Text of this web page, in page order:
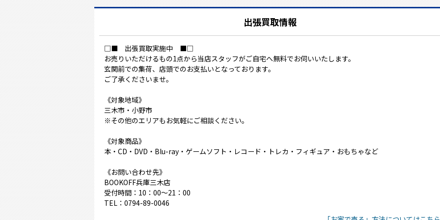
出張買取情報
□■ 出張買取実施中 ■□
お売りいただけるもの1点から当店スタッフがご自宅へ無料でお伺いいたします。
玄関前での集荷、店頭でのお支払いとなっております。
ご了承くださいませ。
《対象地域》
三木市・小野市
※その他のエリアもお気軽にご相談ください。
《対象商品》
本・CD・DVD・Blu-ray・ゲームソフト・レコード・トレカ・フィギュア・おもちゃなど
《お問い合わせ先》
BOOKOFF兵庫三木店
受付時間：10：00～21：00
TEL：0794-89-0046